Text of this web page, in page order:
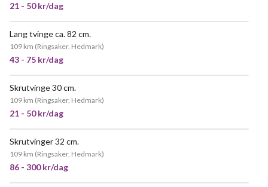
21 - 50 kr/dag
Lang tvinge ca. 82 cm.
109 km (Ringsaker, Hedmark)
43 - 75 kr/dag
Skrutvinge 30 cm.
109 km (Ringsaker, Hedmark)
21 - 50 kr/dag
Skrutvinger 32 cm.
109 km (Ringsaker, Hedmark)
86 - 300 kr/dag